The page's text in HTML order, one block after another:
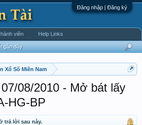
Đăng nhập | Đăng ký
Xổ Số Miền Nam
07/08/2010 - Mở bát lấy
HG-BP
trả lời sau này.
gần đây
viên Help Links